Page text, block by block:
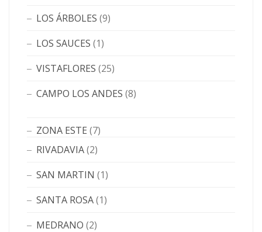
LOS ÁRBOLES (9)
LOS SAUCES (1)
VISTAFLORES (25)
CAMPO LOS ANDES (8)
ZONA ESTE (7)
RIVADAVIA(2)
SAN MARTIN (1)
SANTA ROSA(1)
MEDRANO (2)